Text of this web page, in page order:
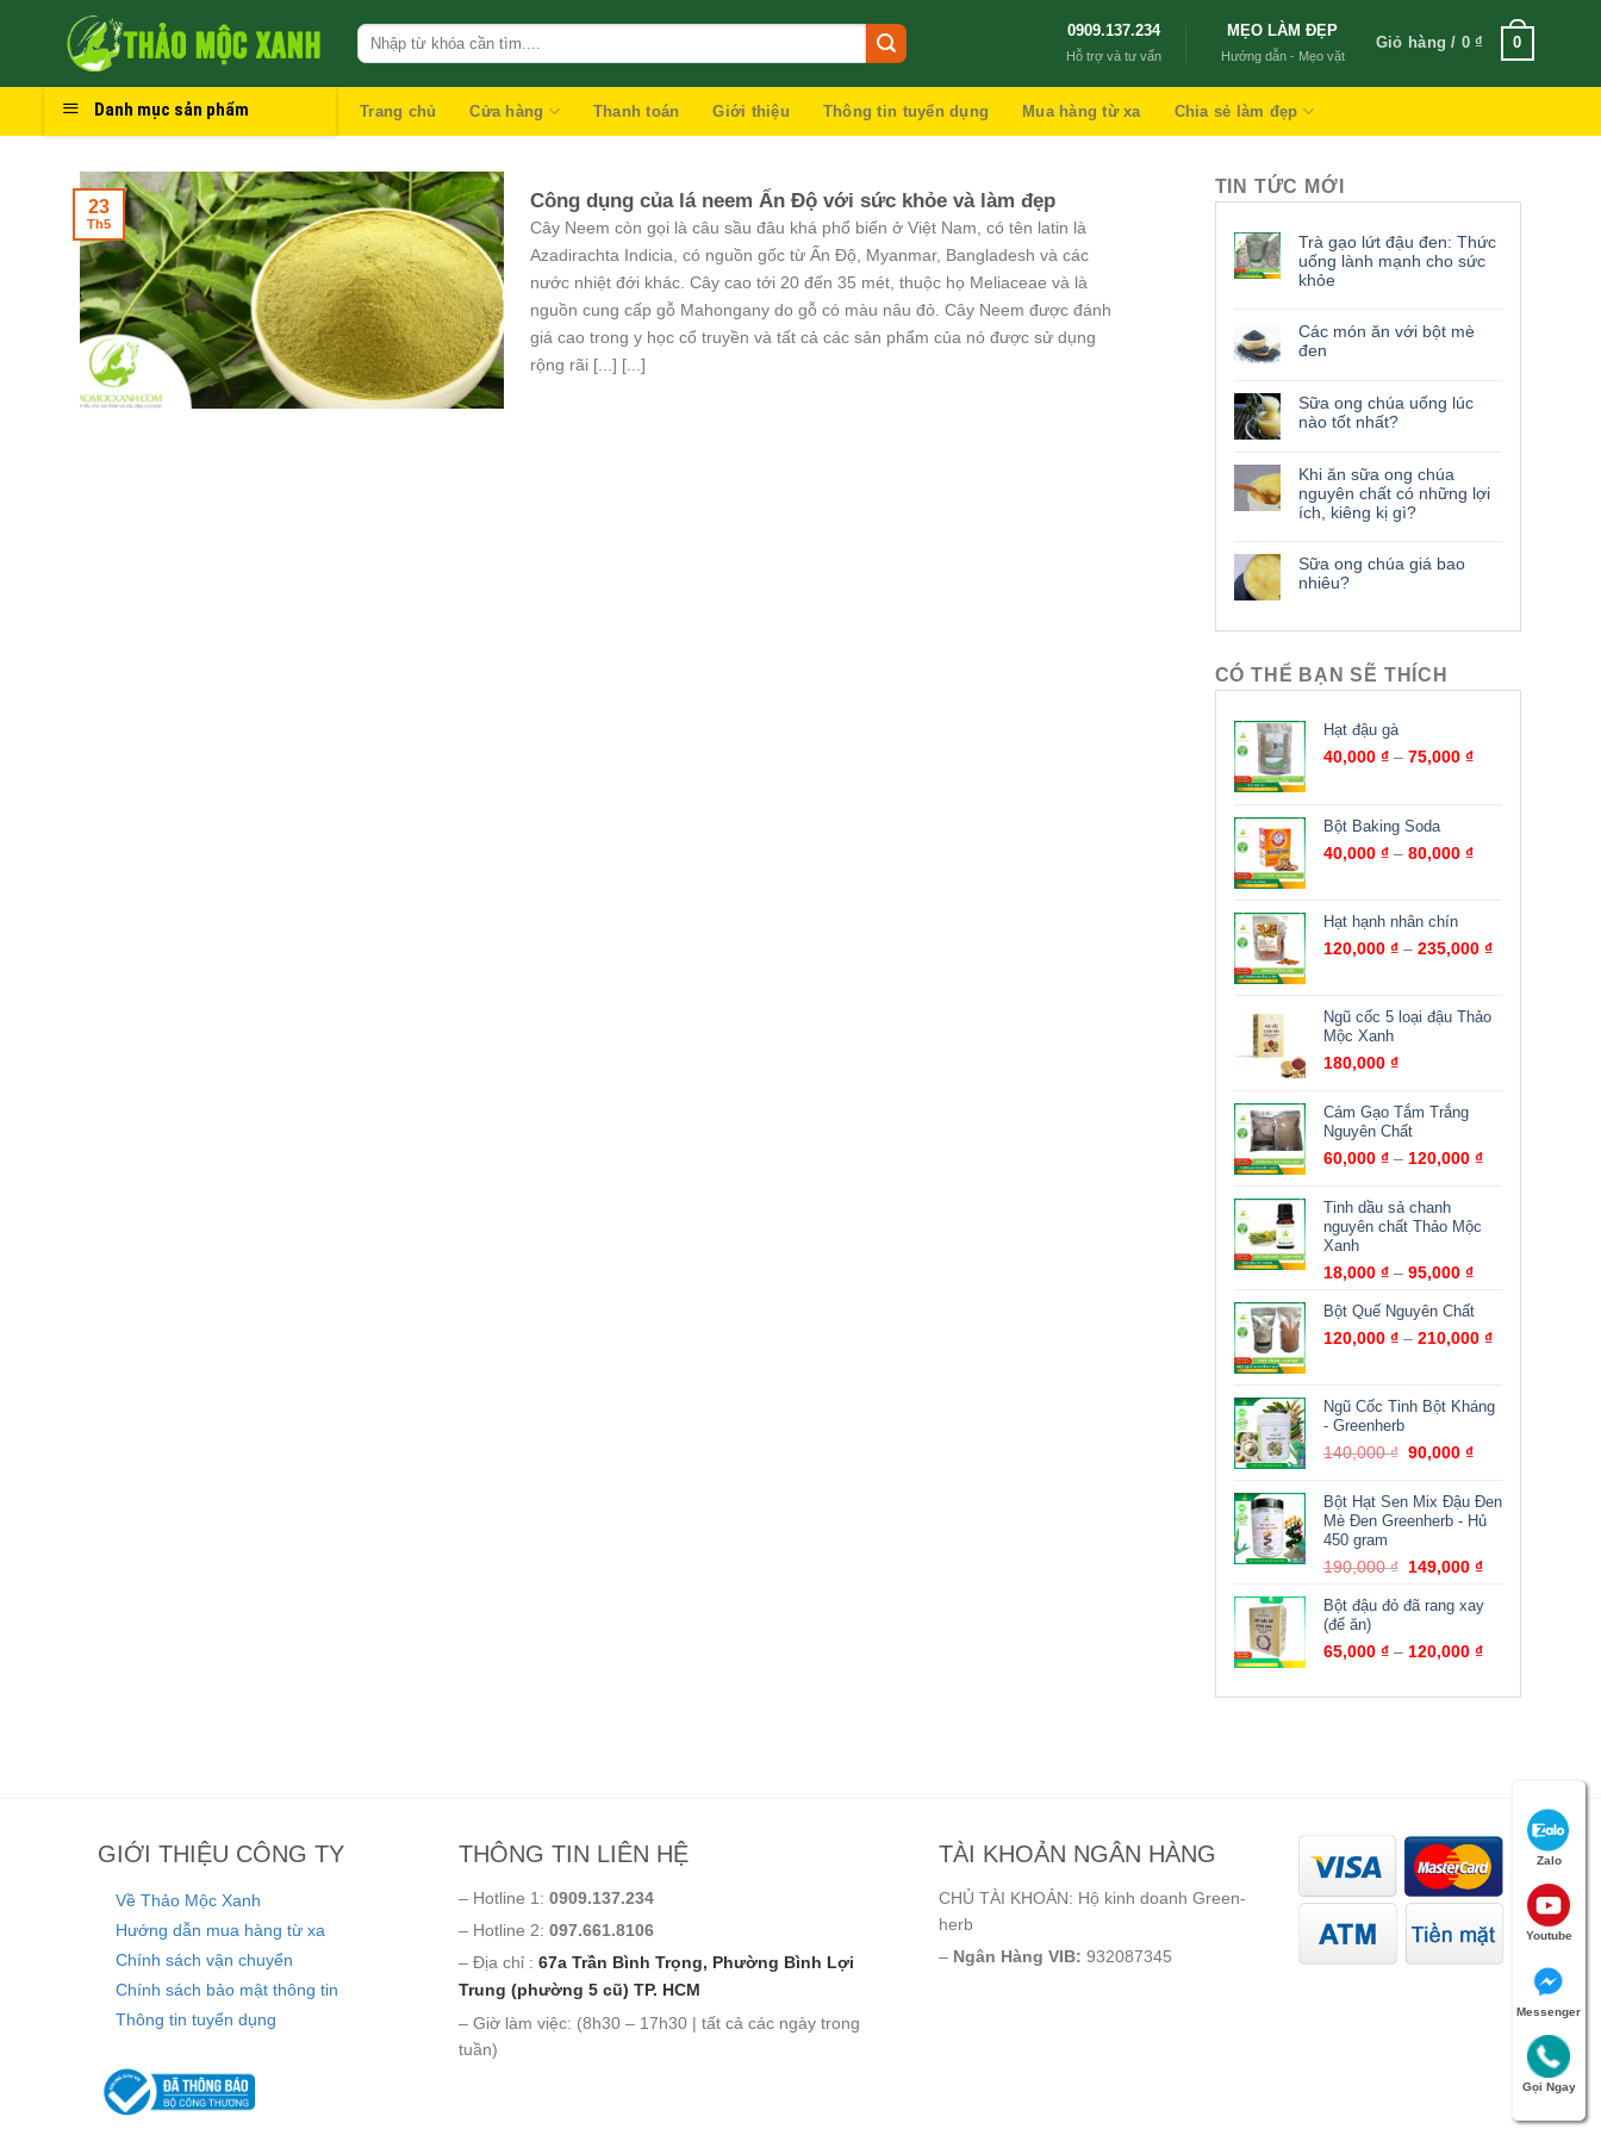
0909.137.234
Hỗ trợ và tư vấn
MẸO LÀM ĐẸP
Hướng dẫn - Mẹo vặt
Giỏ hàng / 0₫ 0
Danh mục sản phẩm Trang chủ Cửa hàng Thanh toán Giới thiệu Thông tin tuyển dụng Mua hàng từ xa Chia sẻ làm đẹp
Công dụng của lá neem Ấn Độ với sức khỏe và làm đẹp
Cây Neem còn gọi là câu sầu đâu khá phổ biến ở Việt Nam, có tên latin là
Azadirachta Indicia, có nguồn gốc từ Ấn Độ, Myanmar, Bangladesh và các
nước nhiệt đới khác. Cây cao tới 20 đến 35 mét, thuộc họ Meliaceae và là
nguồn cung cấp gỗ Mahongany do gỗ có màu nâu đỏ. Cây Neem được đánh
giá cao trong y học cổ truyền và tất cả các sản phẩm của nó được sử dụng
rộng rãi [...] [...]
23
Th5
TIN TỨC MỚI
Trà gạo lứt đậu đen: Thức
uống lành mạnh cho sức
khỏe
Các món ăn với bột mè
đen
Sữa ong chúa uống lúc
nào tốt nhất?
Khi ăn sữa ong chúa
nguyên chất có những lợi
ích, kiêng kị gì?
Sữa ong chúa giá bao
nhiêu?
CÓ THỂ BẠN SẼ THÍCH
Hạt đậu gà
40,000 ₫– 75,000 ₫
Bột Baking Soda
40,000 ₫– 80,000 ₫
Hạt hạnh nhân chín
120,000 ₫– 235,000 ₫
Ngũ cốc 5 loại đậu Thảo
Mộc Xanh
180,000 ₫
Cám Gạo Tắm Trắng
Nguyên Chất
60,000 ₫– 120,000 ₫
Tinh dầu sả chanh
nguyên chất Thảo Mộc
Xanh
18,000 ₫– 95,000 ₫
Bột Quế Nguyên Chất
120,000 ₫– 210,000 ₫
Ngũ Cốc Tinh Bột Kháng
- Greenherb
140,000₫ 90,000 ₫
Bột Hạt Sen Mix Đậu Đen
Mè Đen Greenherb - Hủ
450 gram
190,000₫ 149,000 ₫
Bột đậu đỏ đã rang xay
(để ăn)
65,000 ₫– 120,000 ₫
GIỚI THIỆU CÔNG TY
Về Thảo Mộc Xanh
Hướng dẫn mua hàng từ xa
Chính sách vận chuyển
Chính sách bảo mật thông tin
Thông tin tuyển dụng
THÔNG TIN LIÊN HỆ
– Hotline 1: 0909.137.234
– Hotline 2: 097.661.8106
– Địa chỉ : 67a Trần Bình Trọng, Phường Bình Lợi
Trung (phường 5 cũ) TP. HCM
– Giờ làm việc: (8h30 – 17h30 | tất cả các ngày trong
tuần)
TÀI KHOẢN NGÂN HÀNG
CHỦ TÀI KHOẢN: Hộ kinh doanh Green-
herb
– Ngân Hàng VIB: 932087345
Zalo
Youtube
Messenger
Gọi Ngay